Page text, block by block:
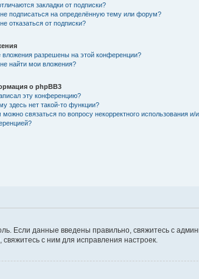
закладки от подписки?
подписаться на определённую тему или форум?
отказаться от подписки?
вложения разрешены на этой конференции?
найти мои вложения?
о phpBB3
эту конференцию?
здесь нет такой-то функции?
связаться по вопросу некорректного использования
Если данные введены правильно, свяжитесь с
с ним для исправления настроек.